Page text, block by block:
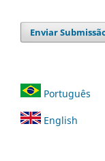
Enviar
Português
English